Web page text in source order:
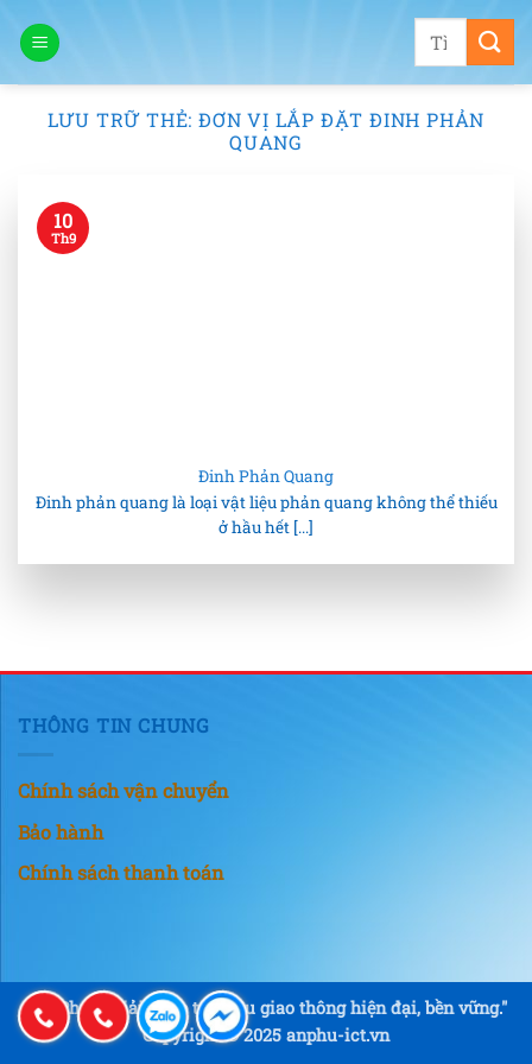
qua
Tìm
LƯU TRỮ THẺ:ĐƠN VỊ LẮP ĐẶT ĐINH PHẢN
QUANG
Đinh Phản Quang
Đinh phản quang là loại vật liệu phản quang không thể thiếu
ở hầu hết [...]
10
Th9
THÔNG TIN CHUNG
Chính sách vận chuyển
Bảo hành
Chính sách thanh toán
"An Phú – Giải pháp tín hiệu giao thông hiện đại, bền vững."
Copyright © 2025 anphu-ict.vn